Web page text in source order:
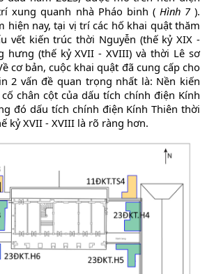
xung quanh nhà Pháo binh ( Hình 7 ).
hiện nay, tại vị trí các hố khai quật thăm
vết kiến trúc thời Nguyễn (thế kỷ XIX -
hưng (thế kỷ XVII - XVIII) và thời Lê sơ
cơ bản, cuộc khai quật đã cung cấp cho
2 vấn đề quan trọng nhất là: Nền kiến
chân cột của dấu tích chính điện Kính
đó dấu tích chính điện Kính Thiên thời
kỷ XVII - XVIII là rõ ràng hơn.